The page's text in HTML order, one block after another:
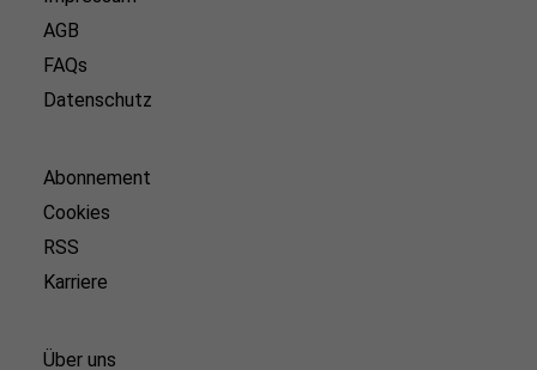
AGB
FAQs
Datenschutz
Abonnement
Cookies
RSS
Karriere
Über uns